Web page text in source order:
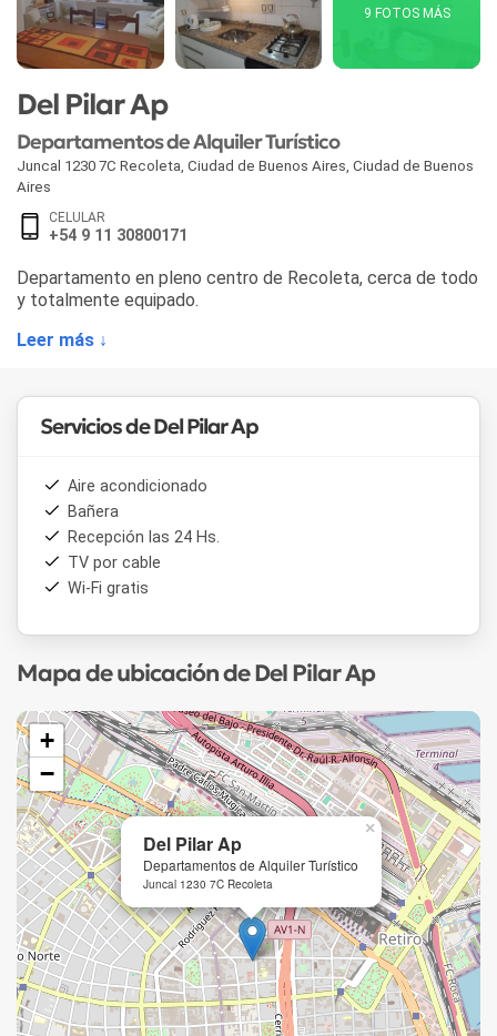
9 FOTOS MÁS
Del Pilar Ap
Departamentos de Alquiler Turístico
Juncal 1230 7C Recoleta Ciudad de Buenos Aires Ciudad de Buenos
Aires
CELULAR
+54 9 11 30800171
Departamento en pleno centro de Recoleta, cerca de todo
y totalmente equipado.
Leer más ↓
Servicios de Del Pilar Ap
Aire acondicionado
Bañera
Recepción las 24 Hs.
TV por cable
Wi-Fi gratis
Mapa de ubicación de Del Pilar Ap
Del Pilar Ap
Departamentos de Alquiler Turístico
Juncal 1230 7C Recoleta
×
+
−